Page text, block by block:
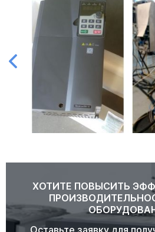
ХОТИТЕ ПОВЫСИТЬ
Оставьте заявку для